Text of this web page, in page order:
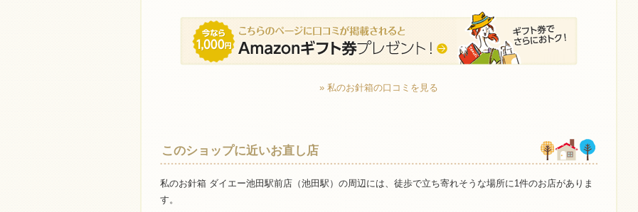
» 私のお針箱の口コミを見る
このショップに近いお直し店
私のお針箱 ダイエー池田駅前店（池田駅）の周辺には、徒歩で立ち寄れそうな場所に1件のお店がありま
す。